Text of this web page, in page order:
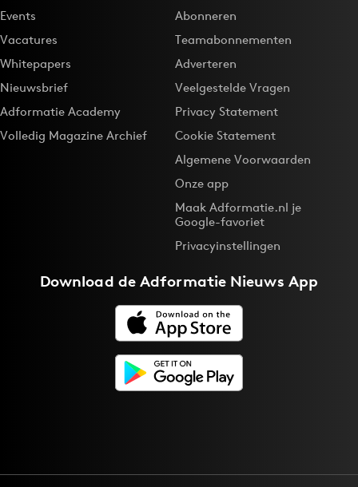
Events
Vacatures
Whitepapers
Nieuwsbrief
Adformatie Academy
Volledig Magazine Archief
Abonneren
Teamabonnementen
Adverteren
Veelgestelde Vragen
Privacy Statement
Cookie Statement
Algemene Voorwaarden
Onze app
Maak Adformatie.nl je
Google-favoriet
Privacyinstellingen
Download deAdformatie Nieuws App